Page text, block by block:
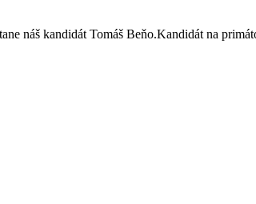
náš kandidát Tomáš Beňo.Kandidát na